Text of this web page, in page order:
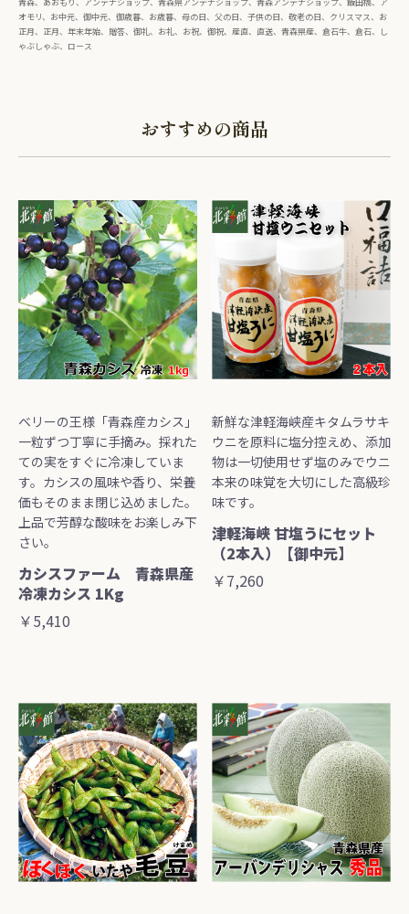
青森、あおもり、アンテナショップ、青森県アンテナショップ、青森アンテナショップ、飯田橋、ア
オモリ、お中元、御中元、御歳暮、お歳暮、母の日、父の日、子供の日、敬老の日、クリスマス、お
正月、正月、年末年始、贈答、御礼、お礼、お祝、御祝、産直、直送、青森県産、倉石牛、倉石、し
ゃぶしゃぶ、ロース
おすすめの商品
ベリーの王様「青森産カシス」
一粒ずつ丁寧に手摘み。採れた
ての実をすぐに冷凍していま
す。カシスの風味や香り、栄養
価もそのまま閉じ込めました。
上品で芳醇な酸味をお楽しみ下
さい。
カシスファーム 青森県産
冷凍カシス 1Kg
￥5,410
新鮮な津軽海峡産キタムラサキ
ウニを原料に塩分控えめ、添加
物は一切使用せず塩のみでウニ
本来の味覚を大切にした高級珍
味です。
津軽海峡 甘塩うにセット
（2本入）【御中元】
￥7,260